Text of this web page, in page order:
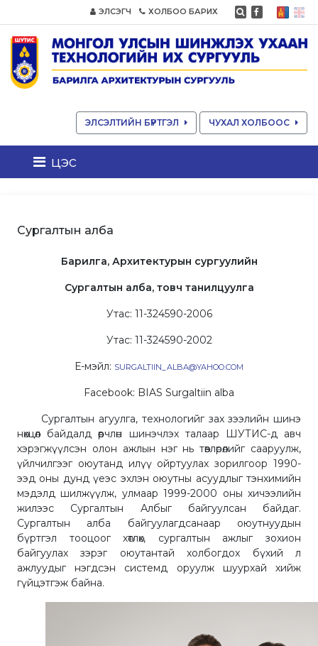
ЭЛСЭГЧ ХОЛБОО БАРИХ
ЭЛСЭЛТИЙН БҮРТГЭЛ ЧУХАЛ ХОЛБООС
цэс
Сургалтын алба
Барилга, Архитектурын сургуулийн
Сургалтын алба, товч танилцуулга
Утас: 11-324590-2006
Утас: 11-324590-2002
Е-мэйл: SURGALTIIN_ALBA@YAHOO.COM
Facebook: BIAS Surgaltiin alba
Сургалтын агуулга, технологийг зах зээлийн шинэ
нөхцөл байдалд өөрчлөн шинэчлэх талаар ШУТИС-д авч
хэрэгжүүлсэн олон ажлын нэг нь төвлөрөлийг сааруулж,
үйлчилгээг оюутанд илүү ойртуулах зорилгоор 1990-
ээд оны дунд үеэс эхлэн оюутны асуудлыг тэнхимийн
мэдэлд шилжүүлж, улмаар 1999-2000 оны хичээлийн
жилээс Сургалтын Албыг байгуулсан байдаг.
Сургалтын алба байгуулагдсанаар оюутнуудын
бүртгэл тооцоог хөтлөх, сургалтын ажлыг зохион
байгуулах зэрэг оюутантай холбогдох бүхий л
ажлуудыг нэгдсэн системд оруулж шуурхай хийж
гүйцэтгэж байна.